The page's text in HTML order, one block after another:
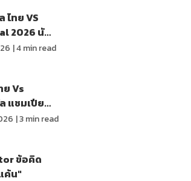
ทย VS
2026 นัด
|4min read
Vs
แชมเปียน
|3min read
ข้อคิด
ค้น"